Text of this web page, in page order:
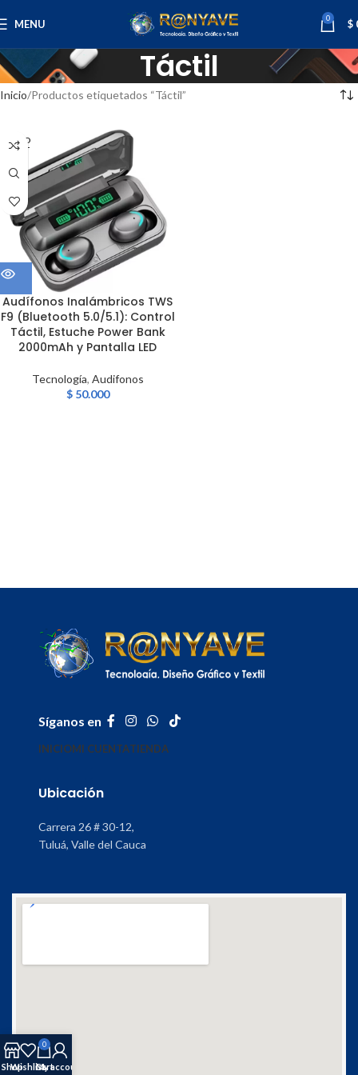
MENU 0 $
Táctil
Inicio Productos etiquetados “Táctil”
SOLD
OUT
Audífonos Inalámbricos TWS
F9 (Bluetooth 5.0/5.1): Control
Táctil, Estuche Power Bank
2000mAh y Pantalla LED
Tecnología, Audifonos
$50.000
Síganos en
INICIOMI CUENTATIENDA
Ubicación
Carrera 26 # 30-12,
Tuluá, Valle del Cauca
ShopWishlist
0
Cart
My account